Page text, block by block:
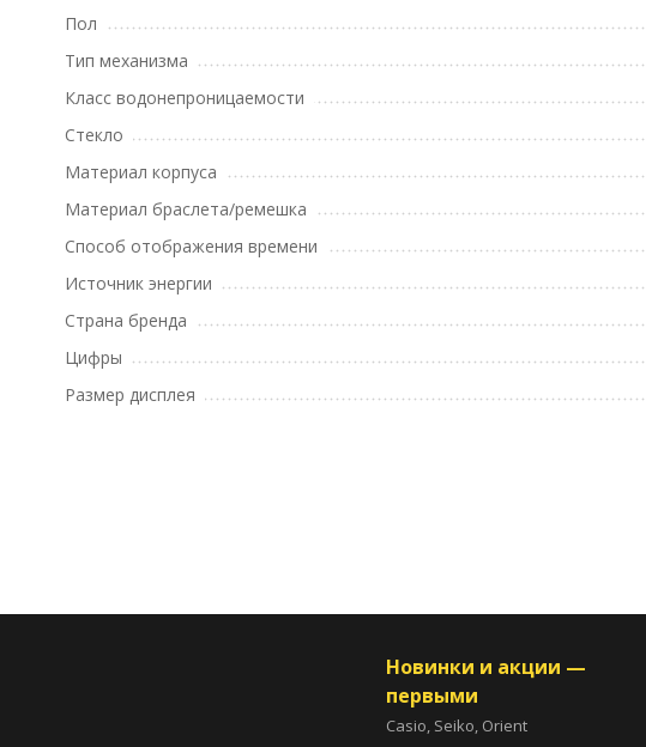
Пол
Тип механизма
Класс водонепроницаемости
Стекло
Материал корпуса
Материал браслета/ремешка
Способ отображения времени
Источник энергии
Страна бренда
Цифры
Размер дисплея
Новинки и акции —
первыми
Casio, Seiko, Orient